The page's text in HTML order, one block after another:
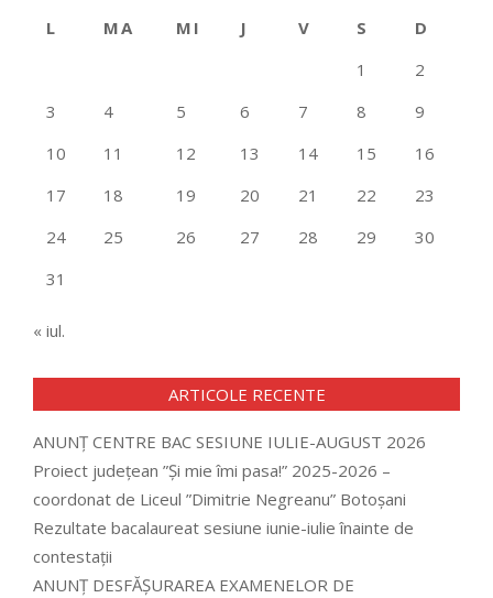
L
MA MI J V S
D
1
2
3
4 5 6 7 8
9
10
11 12 13 14 15
16
17
18 19 20 21 22
23
24
25 26 27 28 29
30
31
« iul.
ARTICOLE RECENTE
ANUNȚ CENTRE BAC SESIUNE IULIE-AUGUST 2026
Proiect județean ”Și mie îmi pasa!” 2025-2026 –
coordonat de Liceul ”Dimitrie Negreanu” Botoșani
Rezultate bacalaureat sesiune iunie-iulie înainte de
contestații
ANUNȚ DESFĂȘURAREA EXAMENELOR DE